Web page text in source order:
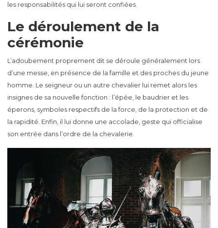
les responsabilités qui lui seront confiées.
Le déroulement de la
cérémonie
L’adoubement proprement dit se déroule généralement lors
d’une messe, en présence de la famille et des proches du jeune
homme. Le seigneur ou un autre chevalier lui remet alors les
insignes de sa nouvelle fonction : l’épée, le baudrier et les
éperons, symboles respectifs de la force, de la protection et de
la rapidité. Enfin, il lui donne une accolade, geste qui officialise
son entrée dans l’ordre de la chevalerie.